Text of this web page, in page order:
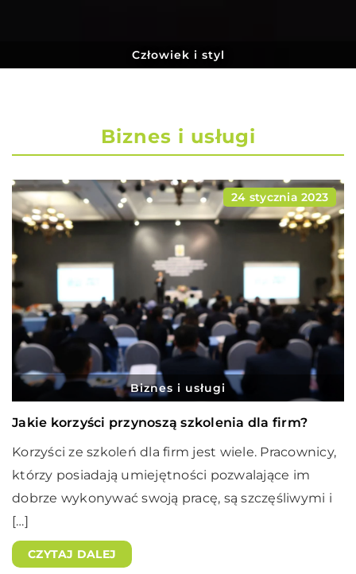
Dom i otoczenie
Biznes i usługi
24 stycznia 2023
Biznes i usługi
Jakie korzyści przynoszą szkolenia dla firm?
Korzyści ze szkoleń dla firm jest wiele. Pracownicy,
którzy posiadają umiejętności pozwalające im
dobrze wykonywać swoją pracę, są szczęśliwymi i
[…]
CZYTAJ DALEJ